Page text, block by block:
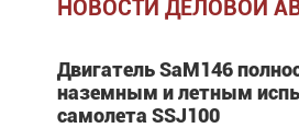
НОВОСТИ ДЕЛОВОЙ
Двигатель SaM146
наземным и летным
самолета SSJ100